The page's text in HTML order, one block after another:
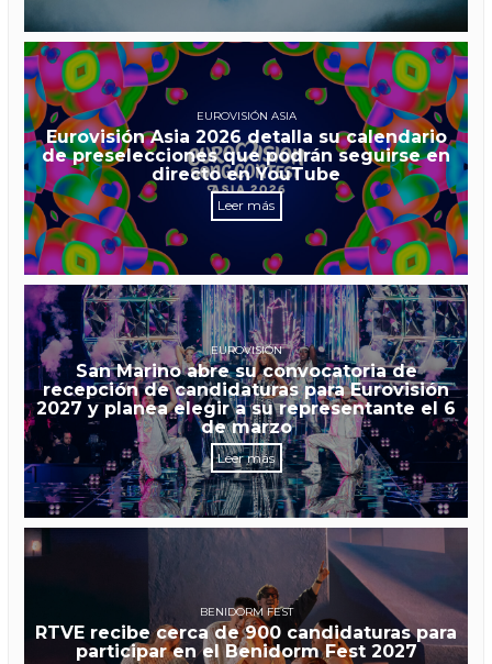
EUROVISIÓN ASIA
Eurovisión Asia 2026 detalla su calendario
de preselecciones que podrán seguirse en
directo en YouTube
Leer más
EUROVISIÓN
San Marino abre su convocatoria de
recepción de candidaturas para Eurovisión
2027 y planea elegir a su representante el 6
de marzo
Leer más
BENIDORM FEST
RTVE recibe cerca de 900 candidaturas para
participar en el Benidorm Fest 2027